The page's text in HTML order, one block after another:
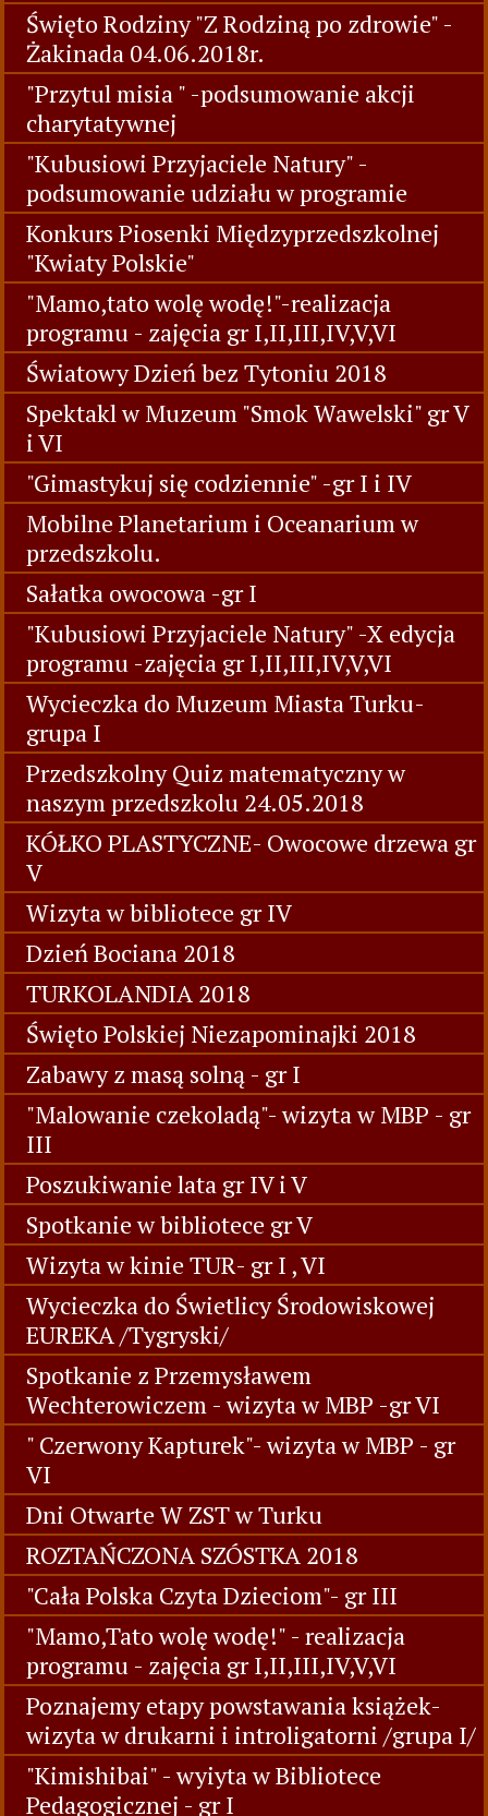
Święto Rodziny "Z Rodziną po zdrowie" -
Żakinada 04.06.2018r.
"Przytul misia " -podsumowanie akcji
charytatywnej
"Kubusiowi Przyjaciele Natury" -
podsumowanie udziału w programie
Konkurs Piosenki Międzyprzedszkolnej
"Kwiaty Polskie"
"Mamo,tato wolę wodę!"-realizacja
programu - zajęcia gr I,II,III,IV,V,VI
Światowy Dzień bez Tytoniu 2018
Spektakl w Muzeum "Smok Wawelski" gr V
i VI
"Gimastykuj się codziennie" -gr I i IV
Mobilne Planetarium i Oceanarium w
przedszkolu.
Sałatka owocowa -gr I
"Kubusiowi Przyjaciele Natury" -X edycja
programu -zajęcia gr I,II,III,IV,V,VI
Wycieczka do Muzeum Miasta Turku-
grupa I
Przedszkolny Quiz matematyczny w
naszym przedszkolu 24.05.2018
KÓŁKO PLASTYCZNE- Owocowe drzewa gr
V
Wizyta w bibliotece gr IV
Dzień Bociana 2018
TURKOLANDIA 2018
Święto Polskiej Niezapominajki 2018
Zabawy z masą solną - gr I
"Malowanie czekoladą"- wizyta w MBP - gr
III
Poszukiwanie lata gr IV i V
Spotkanie w bibliotece gr V
Wizyta w kinie TUR- gr I , VI
Wycieczka do Świetlicy Środowiskowej
EUREKA /Tygryski/
Spotkanie z Przemysławem
Wechterowiczem - wizyta w MBP -gr VI
" Czerwony Kapturek"- wizyta w MBP - gr
VI
Dni Otwarte W ZST w Turku
ROZTAŃCZONA SZÓSTKA 2018
"Cała Polska Czyta Dzieciom"- gr III
"Mamo,Tato wolę wodę!" - realizacja
programu - zajęcia gr I,II,III,IV,V,VI
Poznajemy etapy powstawania książek-
wizyta w drukarni i introligatorni /grupa I/
"Kimishibai" - wyiyta w Bibliotece
Pedagogicznej - gr I